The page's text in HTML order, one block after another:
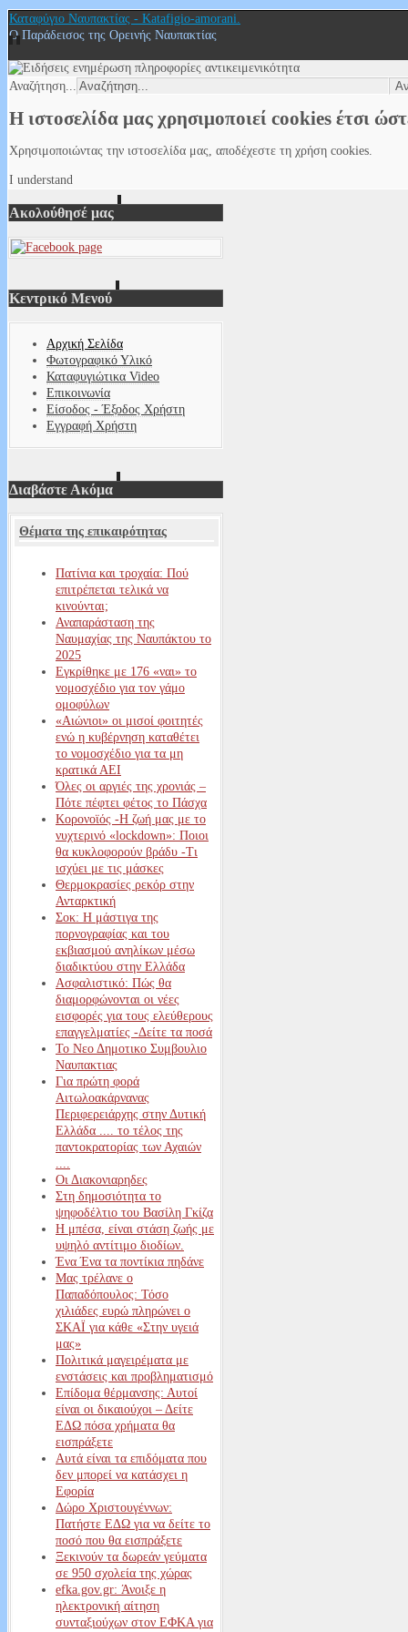
Καταφύγιο Ναυπακτίας - Katafigio-amorani.
Ο Παράδεισος της Ορεινής Ναυπακτίας
Αναζήτηση...
Η ιστοσελίδα μας χρησιμοποιεί cookies έτσι
Χρησιμοποιώντας την ιστοσελίδα μας, αποδέχεστε τη χρήση cookies.
I understand
Ακολούθησέ μας
Κεντρικό Μενού
Αρχική Σελίδα
Φωτογραφικό Υλικό
Καταφυγιώτικα Video
Επικοινωνία
Είσοδος - Έξοδος Χρήστη
Εγγραφή Χρήστη
Διαβάστε Ακόμα
Θέματα της επικαιρότητας
Πατίνια και τροχαία: Πού
επιτρέπεται τελικά να
κινούνται;
Αναπαράσταση της
Ναυμαχίας της Ναυπάκτου το
2025
Εγκρίθηκε με 176 «ναι» το
νομοσχέδιο για τον γάμο
ομοφύλων
«Αιώνιοι» οι μισοί φοιτητές
ενώ η κυβέρνηση καταθέτει
το νομοσχέδιο για τα μη
κρατικά ΑΕΙ
Όλες οι αργιές της χρονιάς –
Πότε πέφτει φέτος το Πάσχα
Κορονοϊός -Η ζωή μας με το
νυχτερινό «lockdown»: Ποιοι
θα κυκλοφορούν βράδυ -Τι
ισχύει με τις μάσκες
Θερμοκρασίες ρεκόρ στην
Ανταρκτική
Σοκ: Η μάστιγα της
πορνογραφίας και του
εκβιασμού ανηλίκων μέσω
διαδικτύου στην Ελλάδα
Ασφαλιστικό: Πώς θα
διαμορφώνονται οι νέες
εισφορές για τους ελεύθερους
επαγγελματίες -Δείτε τα ποσά
Το Νεο Δημοτικο Συμβουλιο
Ναυπακτιας
Για πρώτη φορά
Αιτωλοακάρνανας
Περιφερειάρχης στην Δυτική
Ελλάδα .... το τέλος της
παντοκρατορίας των Αχαιών
....
Οι Διακονιαρηδες
Στη δημοσιότητα το
ψηφοδέλτιο του Βασίλη Γκίζα
Η μπέσα, είναι στάση ζωής με
υψηλό αντίτιμο διοδίων.
Ένα Ένα τα ποντίκια πηδάνε
Μας τρέλανε ο
Παπαδόπουλος: Τόσο
χιλιάδες ευρώ πληρώνει ο
ΣΚΑΪ για κάθε «Στην υγειά
μας»
Πολιτικά μαγειρέματα με
ενστάσεις και προβληματισμό
Επίδομα θέρμανσης: Αυτοί
είναι οι δικαιούχοι – Δείτε
ΕΔΩ πόσα χρήματα θα
εισπράξετε
Αυτά είναι τα επιδόματα που
δεν μπορεί να κατάσχει η
Εφορία
Δώρο Χριστουγέννων:
Πατήστε ΕΔΩ για να δείτε το
ποσό που θα εισπράξετε
Ξεκινούν τα δωρεάν γεύματα
σε 950 σχολεία της χώρας
efka.gov.gr: Άνοιξε η
ηλεκτρονική αίτηση
συνταξιούχων στον ΕΦΚΑ για